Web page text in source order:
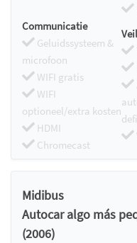
Communicatie
Geluidssysteem &
microfoon
WIFI gratis
WIFI
optioneel/extra kosten
HDMI
Chromecast
Midibus
Autocar algo más
(2006)